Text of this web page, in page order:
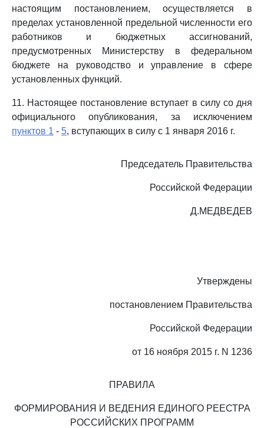
настоящим постановлением, осуществляется в
пределах установленной предельной численности его
работников и бюджетных ассигнований,
предусмотренных Министерству в федеральном
бюджете на руководство и управление в сфере
установленных функций.
11. Настоящее постановление вступает в силу со дня
официального опубликования, за исключением
пунктов 1 - 5, вступающих в силу с 1 января 2016 г.
Председатель Правительства
Российской Федерации
Д.МЕДВЕДЕВ
Утверждены
постановлением Правительства
Российской Федерации
от 16 ноября 2015 г. N 1236
ПРАВИЛА
ФОРМИРОВАНИЯ И ВЕДЕНИЯ ЕДИНОГО РЕЕСТРА
РОССИЙСКИХ ПРОГРАММ